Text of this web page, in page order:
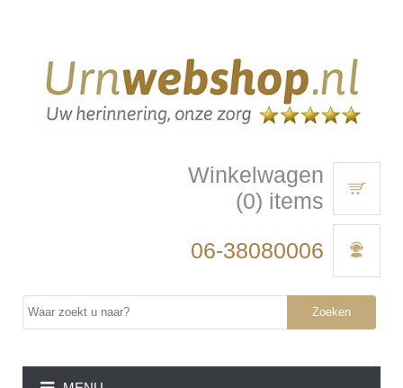
Winkelwagen
(0) items
06-38080006
Zoeken